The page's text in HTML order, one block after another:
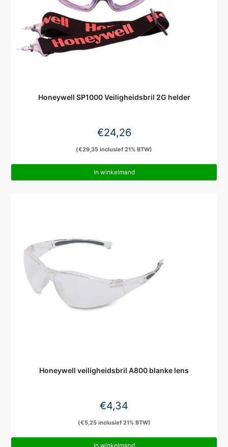
Honeywell SP1000 Veiligheidsbril 2G helder
€24,26
(€29,35 inclusief 21% BTW)
In winkelmand
Honeywell veiligheidsbril A800 blanke lens
€4,34
(€5,25inclusief 21% BTW)
In winkelmand